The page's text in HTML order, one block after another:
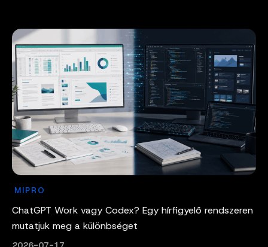
MIPRO
ChatGPT Work vagy Codex? Egy hírfigyelő rendszeren
mutatjuk meg a különbséget